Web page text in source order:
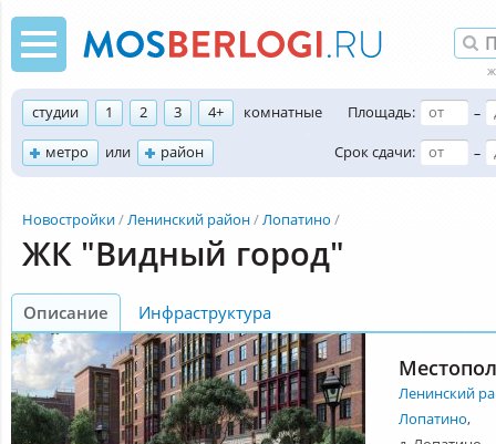
студии 1 2 3 4+
комнатные
метро
или район
Площадь:
–
Срок сдачи:
–
Новостройки Ленинский район Лопатино
ЖК "Видный город"
Описание Инфраструктура
Ленинский
Лопатино,